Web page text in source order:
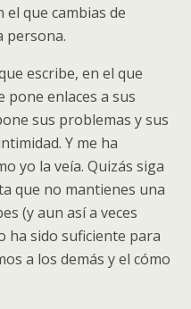
el que cambias de
persona.
escribe, en el que
pone enlaces a sus
sus problemas y sus
Y me ha
yo la veía. Quizás siga
que no mantienes una
(y aun así a veces
ha sido suficiente para
a los demás y el cómo